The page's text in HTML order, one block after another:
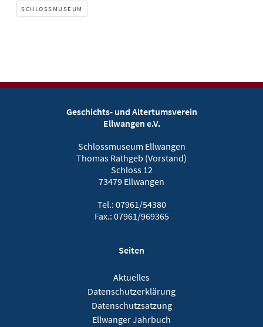
SCHLOSSMUSEUM
Geschichts- und Altertumsverein
Ellwangen e.V.
Schlossmuseum Ellwangen
Thomas Rathgeb (Vorstand)
Schloss 12
73479 Ellwangen
Tel.: 07961/54380
Fax.: 07961/969365
Seiten
Aktuelles
Datenschutzerklärung
Datenschutzsatzung
Ellwanger Jahrbuch